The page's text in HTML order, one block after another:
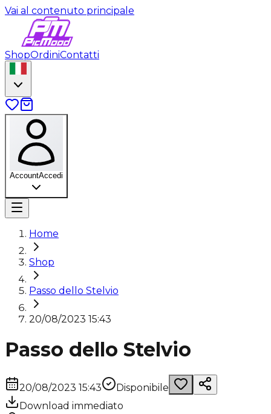
Vai al contenuto principale
ShopOrdiniContatti
AccountAccedi
Home
Shop
Passo dello Stelvio
20/08/2023 15:43
Passo dello Stelvio
20/08/2023 15:43
Disponibile
Download immediato